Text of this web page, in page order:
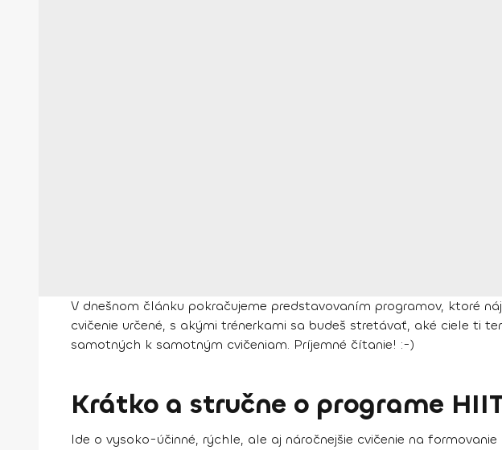
V dnešnom článku pokračujeme predstavovaním programov, ktoré
cvičenie určené, s akými trénerkami sa budeš stretávať, aké ciele ti
samotných k samotným cvičeniam. Príjemné čítanie! :-)
Krátko a stručne o programe
Ide o vysoko-účinné, rýchle, ale aj náročnejšie cvičenie na